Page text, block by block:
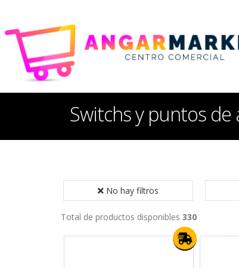
Switchs y puntos de
No hay filtros
Total de productos disponibles 330